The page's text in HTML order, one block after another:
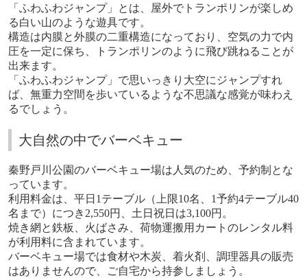
「ふわふわジャンプ」とは、屋外でトランポリンが楽しめ
る白い山のような遊具です。
構造は内膜と外膜の二重構造になっており、空気の力で内
圧を一定に保ち、トランポリンのように飛び跳ねることが
出来ます。
「ふわふわジャンプ」で思いっきり 大空にジャンプすれ
ば、無重力空間を歩いているような不思議な感覚が味わえ
るでしょう。
大自然の中でバーベキュー
秦野戸川公園のバーベキュー場は人気のため、予約制とな
っています。
利用料金は、平日 1 テーブル（上限10名、 1予約4テーブル40
名まで）につき 2,550円、土日祝日は3,100円。
焼き網と鉄板、火ばさみ、荷物運搬用カートのレンタル料
が利用料に含まれています。
バーベキュー場では食材や木炭、着火剤、調理器具の販売
はありませんので、ご自宅から持参しましょう。